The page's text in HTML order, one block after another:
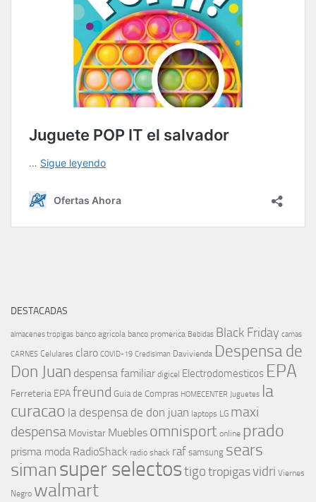
DESTACADAS
almacenes tropigas banco agricola banco promerica Bebidas Black Friday camas
CARNES Celulares claro COVID-19 Credisiman Davivienda Despensa de
Don Juan despensa familiar digicel Electrodomesticos EPA
Ferreteria EPAfreund Guia de Compras HOMECENTER Juguetes la
curacao la despensa de don juan laptops LG maxi
despensa Movistar Muebles omnisport online prado
prisma moda RadioShack radio shack raf samsung sears
simansuper selectostigotropigasvidri Viernes
Negro walmart